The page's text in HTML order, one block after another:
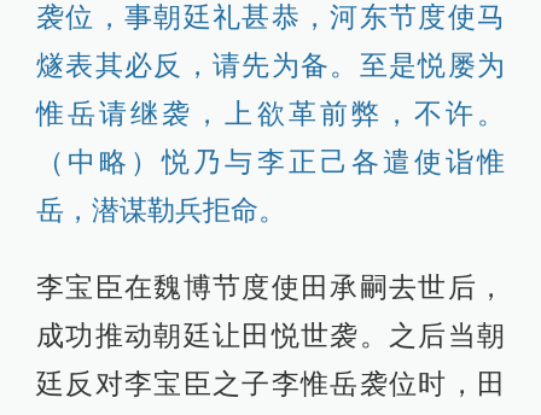
袭位，事朝廷礼甚恭，河东节度使马
燧表其必反，请先为备。至是悦屡为
惟岳请继袭，上欲革前弊，不许。
（中略）悦乃与李正己各遣使诣惟
岳，潜谋勒兵拒命。
李宝臣在魏博节度使田承嗣去世后，
成功推动朝廷让田悦世袭。之后当朝
廷反对李宝臣之子李惟岳袭位时，田